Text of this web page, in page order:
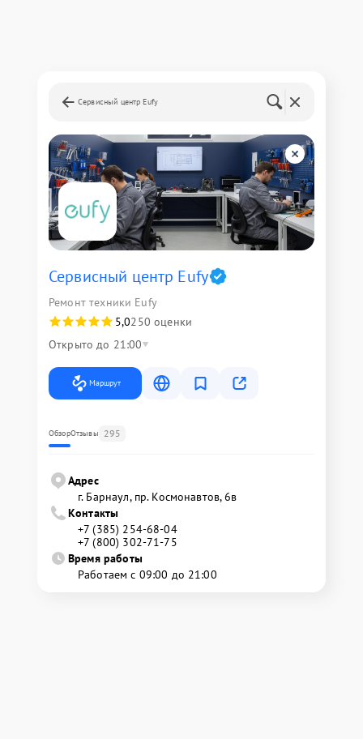
Сервисный центр Eufy
Сервисный центр Eufy
Ремонт техники Eufy
5,0250 оценки
Открыто до 21:00
Маршрут
ОбзорОтзывы 295
Адрес
г. Барнаул, ​пр. Космонавтов, 6в
Контакты
+7 (385) 254-68-04
+7 (800) 302-71-75
Время работы
Работаем с 09:00 до 21:00